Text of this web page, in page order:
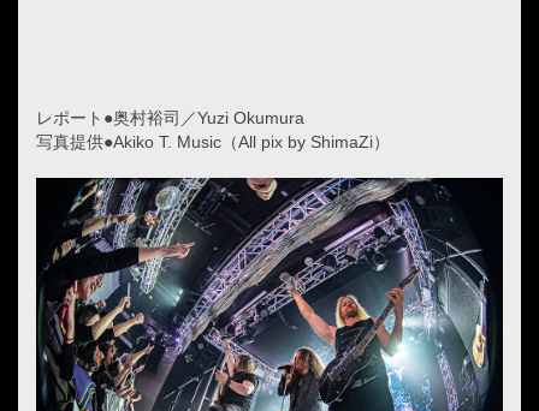
レポート●奥村裕司／Yuzi Okumura
写真提供●Akiko T. Music（All pix by ShimaZi）